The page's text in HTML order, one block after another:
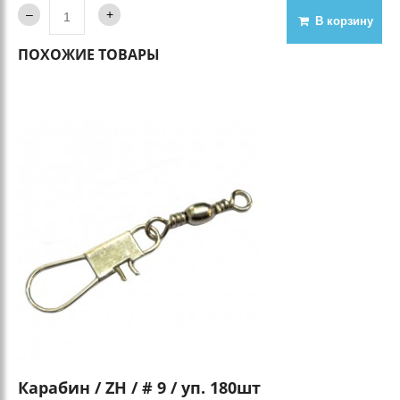
В корзину
ПОХОЖИЕ ТОВАРЫ
Карабин / ZH / # 9 / уп. 180шт